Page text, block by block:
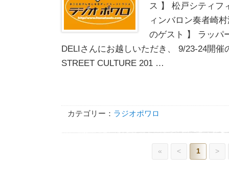
ス 】 松戸シティ
ィンバロン奏者崎
のゲスト 】 ラッパ
DELIさんにお越しいただき、 9/23-24開催
STREET CULTURE 201 …
カテゴリー： ラジオポワロ
« < 1 >